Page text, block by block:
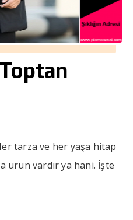
tarza ve her yaşa hitap
ürün vardır ya hani. İşte